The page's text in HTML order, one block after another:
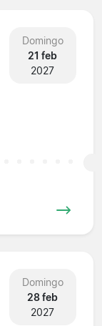
Domingo
21 feb
2027
Domingo
28 feb
2027